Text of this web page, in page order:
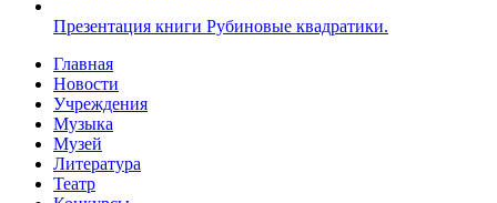
Презентация книги Рубиновые квадратики.
Главная
Новости
Учреждения
Музыка
Музей
Литература
Театр